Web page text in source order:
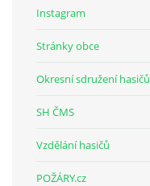
Instagram
Stránky obce
Okresní sdružení hasičů
SH ČMS
Vzdělání hasičů
POŽÁRY.cz